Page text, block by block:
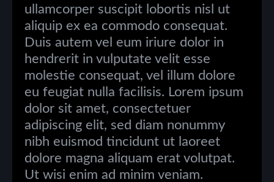
ullamcorper suscipit lobortis nisl ut
aliquip ex ea commodo consequat.
Duis autem vel eum iriure dolor in
hendrerit in vulputate velit esse
molestie consequat, vel illum dolore
eu feugiat nulla facilisis. Lorem ipsum
dolor sit amet, consectetuer
adipiscing elit, sed diam nonummy
nibh euismod tincidunt ut laoreet
dolore magna aliquam erat volutpat.
Ut wisi enim ad minim veniam.